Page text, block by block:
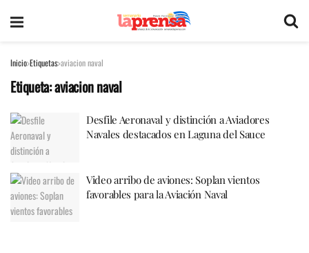
Inicio Etiquetas aviacion naval
Etiqueta:aviacion naval
Desfile Aeronaval y distinción a Aviadores
Navales destacados en Laguna del Sauce
Video arribo de aviones: Soplan vientos
favorables para la Aviación Naval